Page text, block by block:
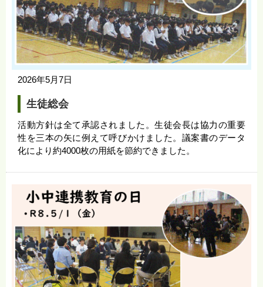
2026年5月7日
生徒総会
活動方針は全て承認されました。生徒会長は協力の重要
性を三本の矢に例えて呼びかけました。議案書のデータ
化により約4000枚の用紙を節約できました。